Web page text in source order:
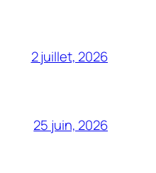
2 juillet, 2026
25 juin, 2026